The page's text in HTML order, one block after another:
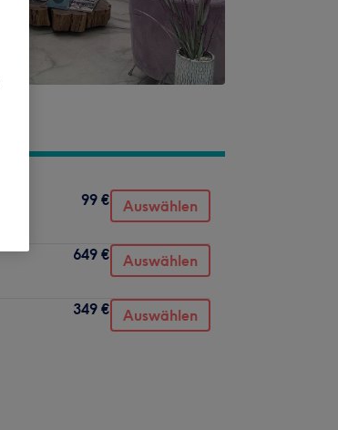
99 € Auswählen
649 € Auswählen
349 € Auswählen